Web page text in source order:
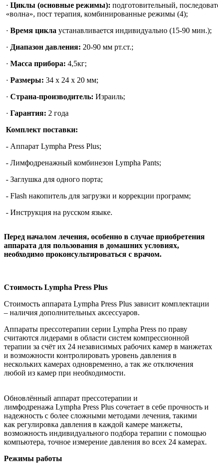
· Циклы (основные режимы): подготовительный,
«волна», пост терапия, комбинированные режимы (4);
· Время цикла устанавливается индивидуально (15-90 мин.);
· Диапазон давления: 20-90 мм рт.ст.;
· Масса прибора: 4,5кг;
· Размеры: 34 x 24 x 20 мм;
· Страна-производитель: Израиль;
· Гарантия: 2 года
Комплект поставки:
- Аппарат Lympha Press Plus;
- Лимфодренажный комбинезон Lympha Pants;
- Заглушка для одного порта;
- Flash накопитель для загрузки и коррекции программ;
- Инструкция на русском языке.
Перед началом лечения, особенно в случае приобретения
аппарата для пользования в домашних условиях,
необходимо проконсультироваться с врачом.
Стоимость Lympha Press Plus
Стоимость аппарата Lympha Press Plus зависит комплектации
– наличия дополнительных аксессуаров.
Аппараты прессотерапии серии Lympha Press по праву
считаются лидерами в области систем компрессионной
терапии за счёт их 24 независимых рабочих камер в манжетах
и возможности контролировать уровень давления в
нескольких камерах одновременно, а так же отключения
любой из камер при необходимости.
Обновлённый аппарат прессотерапии и
лимфодренажа Lympha Press Plus сочетает в себе прочность и
надежность с более сложными методами лечения, такими
как регулировка давления в каждой камере манжеты,
возможность индивидуального подбора терапии с помощью
компьютера, точное измерение давления во всех 24 камерах.
Режимы работы